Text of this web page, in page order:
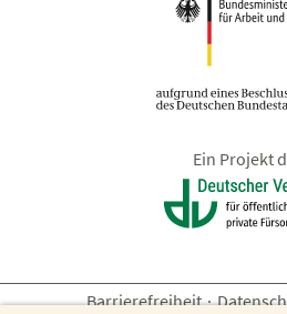
Ein Projekt
Barrierefreiheit ·